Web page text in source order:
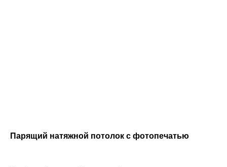
Парящий натяжной потолок с фотопечатью